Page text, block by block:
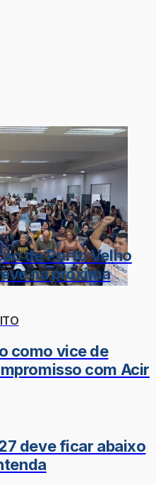
de Porto Velho
na próxima
como vice de
com Acir
deve ficar abaixo